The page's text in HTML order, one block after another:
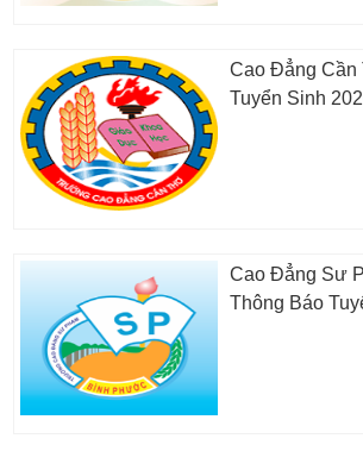
Cao Đẳng Cần
Tuyển Sinh
Cao Đẳng Sư
Thông Báo